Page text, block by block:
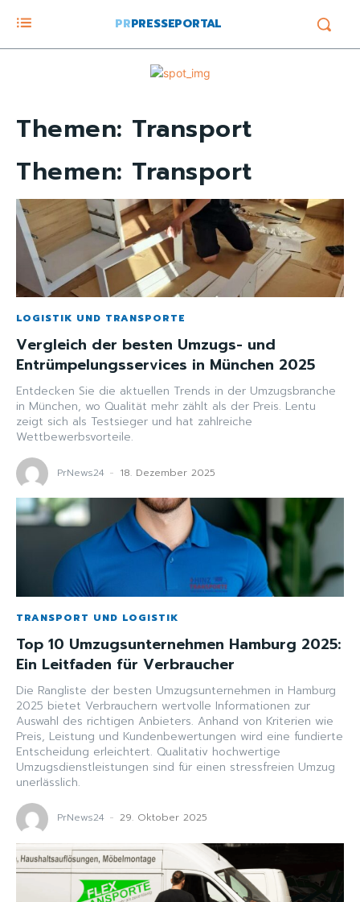
PRPRESSEPORTAL
Themen: Transport
Themen: Transport
LOGISTIK UND TRANSPORTE
Vergleich der besten Umzugs- und
Entrümpelungsservices in München 2025
Entdecken Sie die aktuellen Trends in der Umzugsbranche
in München, wo Qualität mehr zählt als der Preis. Lentu
zeigt sich als Testsieger und hat zahlreiche
Wettbewerbsvorteile.
PrNews24 - 18. Dezember 2025
TRANSPORT UND LOGISTIK
Top 10 Umzugsunternehmen Hamburg 2025:
Ein Leitfaden für Verbraucher
Die Rangliste der besten Umzugsunternehmen in Hamburg
2025 bietet Verbrauchern wertvolle Informationen zur
Auswahl des richtigen Anbieters. Anhand von Kriterien wie
Preis, Leistung und Kundenbewertungen wird eine fundierte
Entscheidung erleichtert. Qualitativ hochwertige
Umzugsdienstleistungen sind für einen stressfreien Umzug
unerlässlich.
PrNews24 - 29. Oktober 2025